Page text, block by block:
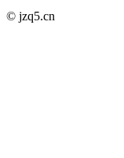
© jzq5.cn